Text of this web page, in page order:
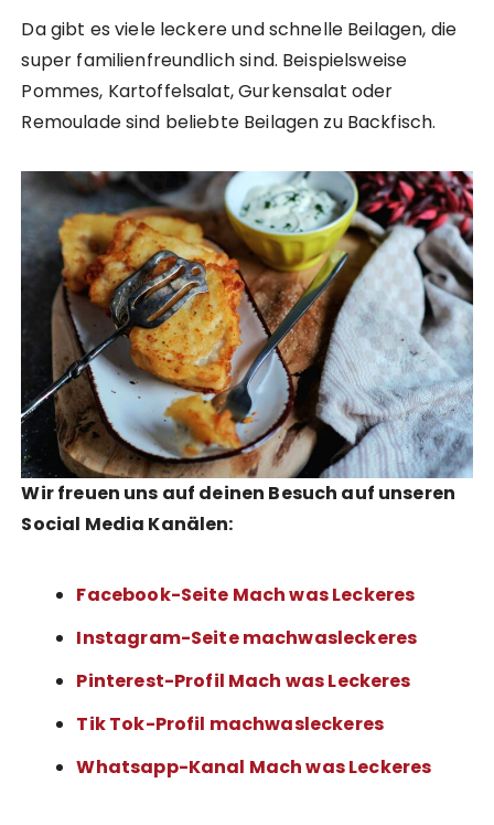
Da gibt es viele leckere und schnelle Beilagen, die
super familienfreundlich sind. Beispielsweise
Pommes, Kartoffelsalat, Gurkensalat oder
Remoulade sind beliebte Beilagen zu Backfisch.
Wir freuen uns auf deinen Besuch auf unseren
Social Media Kanälen:
Facebook-Seite Mach was Leckeres
Instagram-Seite machwasleckeres
Pinterest-Profil Mach was Leckeres
Tik Tok-Profil machwasleckeres
Whatsapp-Kanal Mach was Leckeres